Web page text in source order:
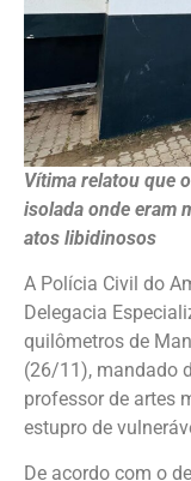
Vítima relatou que
isolada onde eram
atos libidinosos
A Polícia Civil do
Delegacia
quilômetros de
(26/11), mandado
professor de artes
estupro de
De acordo com o